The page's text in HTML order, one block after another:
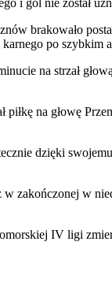
i gol nie został
brakowało
po szybkim
na strzał
na głowę
dzięki
zakończonej w
IV ligi